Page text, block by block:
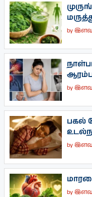
by
by
பகல்
by
by